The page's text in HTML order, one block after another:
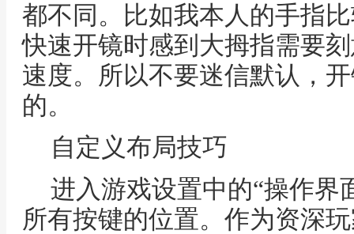
都不同。比如我本人的手指
快速开镜时感到大拇指需要
速度。所以不要迷信默认，
的。
自定义布局技巧
进入游戏设置中的“操作界
所有按键的位置。作为资深